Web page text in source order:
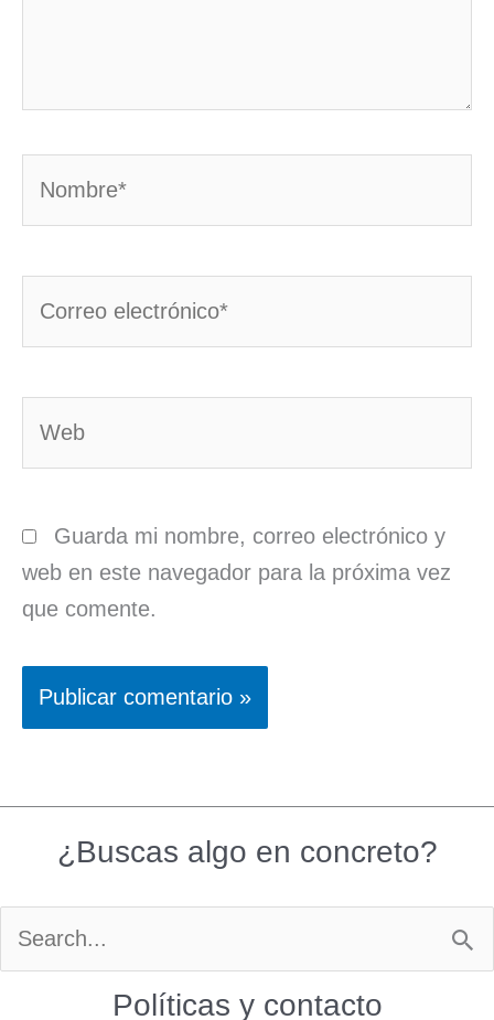
Guarda mi nombre, correo electrónico y
web en este navegador para la próxima vez
que comente.
¿Buscas algo en concreto?
Buscar
Políticas y contacto